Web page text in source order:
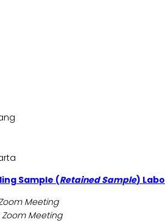
Sample (Retained Sample)
Meeting
Meeting